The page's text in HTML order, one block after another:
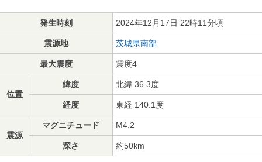
発生時刻 2024年12月17日 22時11分頃
震源地 茨城県南部
最大震度 震度4
位置
緯度 北緯 36.3度
経度 東経 140.1度
震源
マグニチュード M4.2
深さ 約50km